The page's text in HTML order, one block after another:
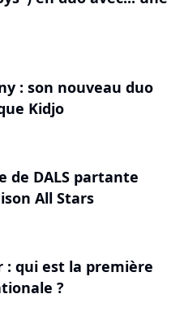
: son nouveau duo
Kidjo
de DALS partante
All Stars
: qui est la première
?